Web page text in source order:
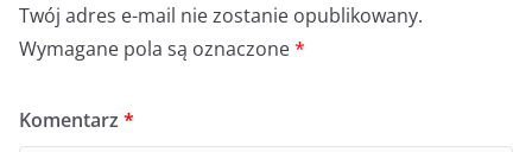
Twój adres e-mail nie zostanie opublikowany.
Wymagane pola są oznaczone*
Komentarz *